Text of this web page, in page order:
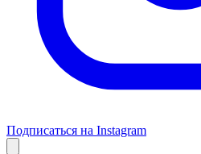
Подписаться на Instagram